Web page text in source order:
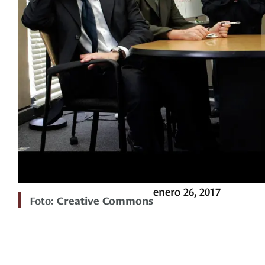
Foto: Creative Commons
enero 26, 2017